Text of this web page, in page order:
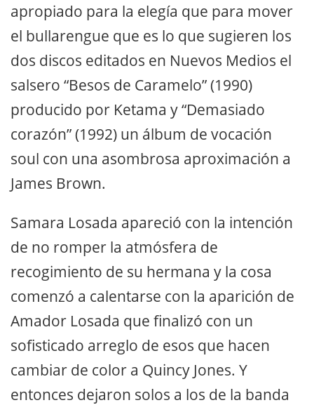
apropiado para la elegía que para mover
el bullarengue que es lo que sugieren los
dos discos editados en Nuevos Medios el
salsero “Besos de Caramelo” (1990)
producido por Ketama y “Demasiado
corazón” (1992) un álbum de vocación
soul con una asombrosa aproximación a
James Brown.
Samara Losada apareció con la intención
de no romper la atmósfera de
recogimiento de su hermana y la cosa
comenzó a calentarse con la aparición de
Amador Losada que finalizó con un
sofisticado arreglo de esos que hacen
cambiar de color a Quincy Jones. Y
entonces dejaron solos a los de la banda